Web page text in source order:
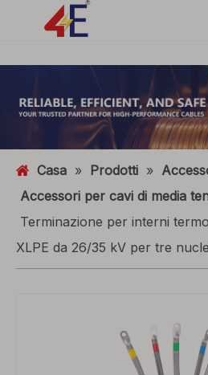
Casa » Prodotti »
Accessori per cavi di media
Terminazione per interni
XLPE da 26/35 kV per tre